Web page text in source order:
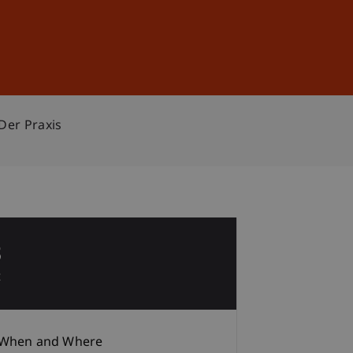
Praxis
and Where